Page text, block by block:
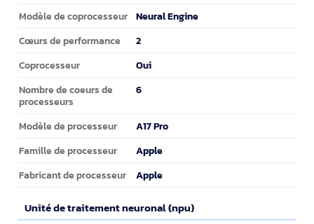
Modèle de coprocesseur Neural Engine
Cœurs de performance 2
Coprocesseur Oui
Nombre de coeurs de
processeurs
6
Modèle de processeur A17 Pro
Famille de processeur Apple
Fabricant de processeur Apple
Unité de traitement neuronal (npu)